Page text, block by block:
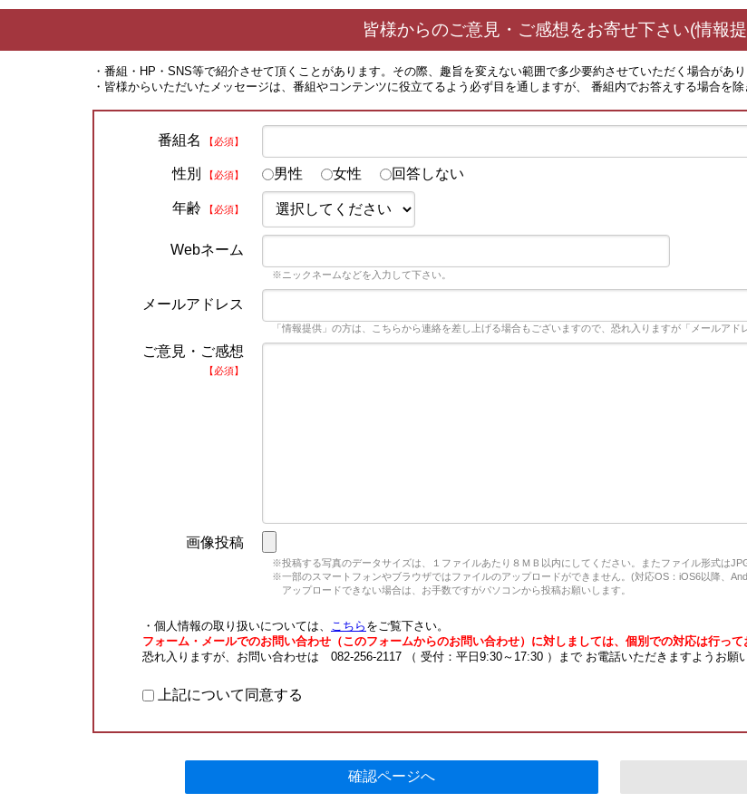
皆様からのご意見・ご感想をお寄せ下さい(情報
・番組・HP・SNS等で紹介させて頂くことがあります。その際、趣旨を変えない範囲で多少要約させていただく場合があり
・皆様からいただいたメッセージは、番組やコンテンツに役立てるよう必ず目を通しますが、 番組内でお答えする場合を
番組名 【必須】
性別 【必須】 男性 女性 回答しない
年齢 【必須】
Webネーム
※ニックネームなどを入力して下さい。
メールアドレス
「情報提供」の方は、こちらから連絡を差し上げる場合もございますので、恐れ入りますが「メールアド
ご意見・ご感想
【必須】
画像投稿
※投稿する写真のデータサイズは、１ファイルあたり８ＭＢ以内にしてください。またファイル形式は
※一部のスマートフォンやブラウザではファイルのアップロードができません。(対応OS：iOS6以降、
アップロードできない場合は、お手数ですがパソコンから投稿お願いします。
・個人情報の取り扱いについては、 こちら をご覧下さい。
フォーム・メールでのお問い合わせ（このフォームからのお問い合わせ）に対しましては、個別での対応は行って
恐れ入りますが、お問い合わせは 082-256-2117 （ 受付：平日9:30～17:30 ）まで お電話いただきますようお願
上記について同意する
確認ページへ